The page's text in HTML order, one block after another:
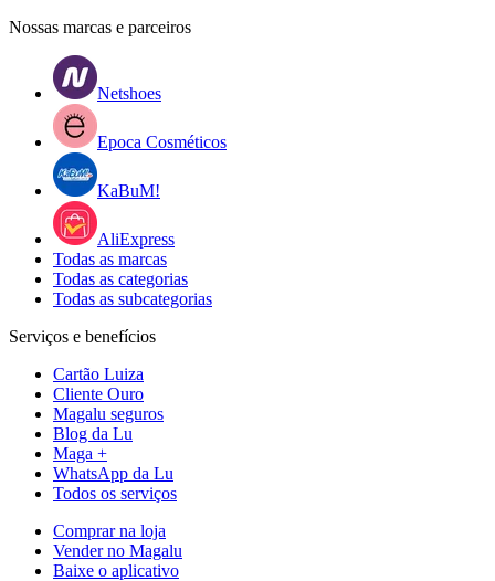
Nossas marcas e parceiros
Netshoes
Epoca Cosméticos
KaBuM!
AliExpress
Todas as marcas
Todas as categorias
Todas as subcategorias
Serviços e benefícios
Cartão Luiza
Cliente Ouro
Magalu seguros
Blog da Lu
Maga +
WhatsApp da Lu
Todos os serviços
Comprar na loja
Vender no Magalu
Baixe o aplicativo